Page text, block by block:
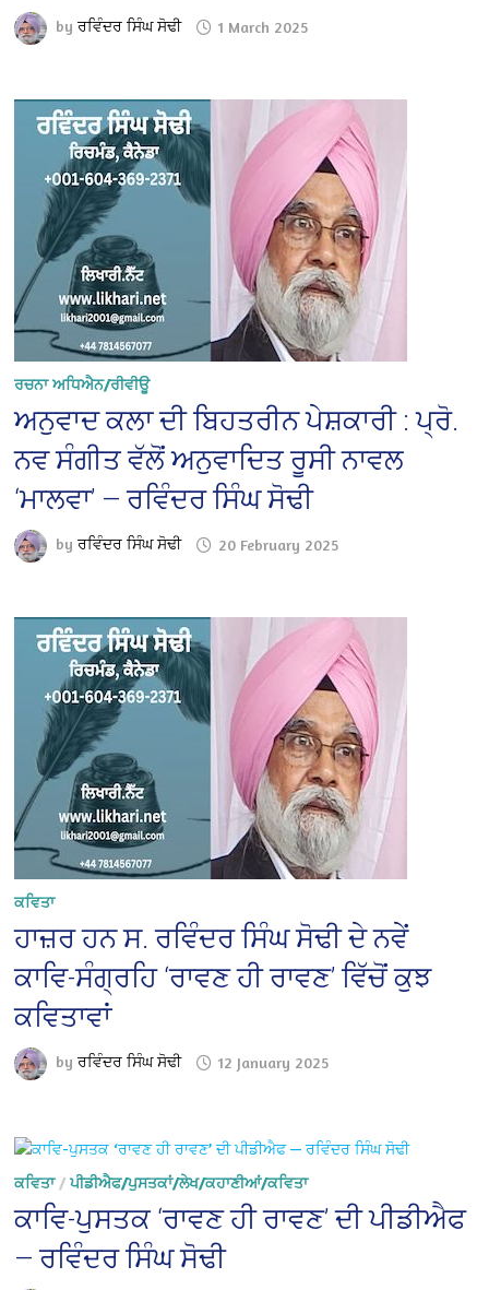
byਰਵਿੰਦਰ ਸਿੰਘ ਸੋਢੀ 1 March 2025
ਰਚਨਾ ਅਧਿਐਨ/ਰੀਵੀਊ
ਅਨੁਵਾਦ ਕਲਾ ਦੀ ਬਿਹਤਰੀਨ ਪੇਸ਼ਕਾਰੀ : ਪ੍ਰੋ.
ਨਵ ਸੰਗੀਤ ਵੱਲੋਂ ਅਨੁਵਾਦਿਤ ਰੂਸੀ ਨਾਵਲ
‘ਮਾਲਵਾ’ — ਰਵਿੰਦਰ ਸਿੰਘ ਸੋਢੀ
byਰਵਿੰਦਰ ਸਿੰਘ ਸੋਢੀ 20 February 2025
ਕਵਿਤਾ
ਹਾਜ਼ਰ ਹਨ ਸ. ਰਵਿੰਦਰ ਸਿੰਘ ਸੋਢੀ ਦੇ ਨਵੇਂ
ਕਾਵਿ-ਸੰਗ੍ਰਹਿ ‘ਰਾਵਣ ਹੀ ਰਾਵਣ’ ਵਿੱਚੋਂ ਕੁਝ
ਕਵਿਤਾਵਾਂ
byਰਵਿੰਦਰ ਸਿੰਘ ਸੋਢੀ 12 January 2025
ਕਵਿਤਾ/ਪੀਡੀਐਫ/ਪੁਸਤਕਾਂ/ਲੇਖ/ਕਹਾਣੀਆਂ/ਕਵਿਤਾ
ਕਾਵਿ-ਪੁਸਤਕ ‘ਰਾਵਣ ਹੀ ਰਾਵਣ’ ਦੀ ਪੀਡੀਐਫ
— ਰਵਿੰਦਰ ਸਿੰਘ ਸੋਢੀ